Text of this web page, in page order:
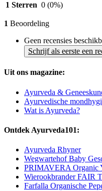
1 Sterren 0 (0%)
1 Beoordeling
Geen recensies
Schrijf als eerste een
Uit ons magazine:
Ayurveda &
Ayurvedische
Wat is Ayurveda?
Ontdek Ayurveda101:
Ayurveda Rhyner
Wegwartehof Baby
PRIMAVERA Organic
Wierookbrander FAIR
Farfalla Organische